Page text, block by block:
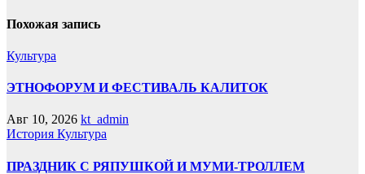
Похожая запись
Культура
ЭТНОФОРУМ И ФЕСТИВАЛЬ КАЛИТОК
Авг 10, 2026 kt_admin
История Культура
ПРАЗДНИК С РЯПУШКОЙ И МУМИ-ТРОЛЛЕМ